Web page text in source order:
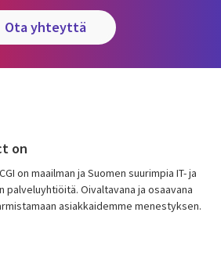
ota yhteyttä
on
on maailman ja Suomen suurimpia IT- ja
Oivaltavana ja osaavana
asiakkaidemme menestyksen.